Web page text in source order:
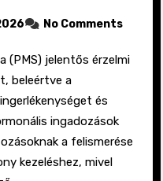
No Comments
beleértve a
és
ingadozások
a felismerése
kezeléshez, mivel